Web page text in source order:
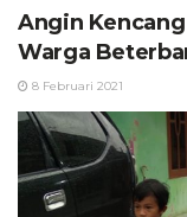
Angin
Warga
8 Februari 2021